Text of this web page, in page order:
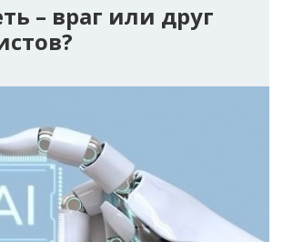
– враг или друг